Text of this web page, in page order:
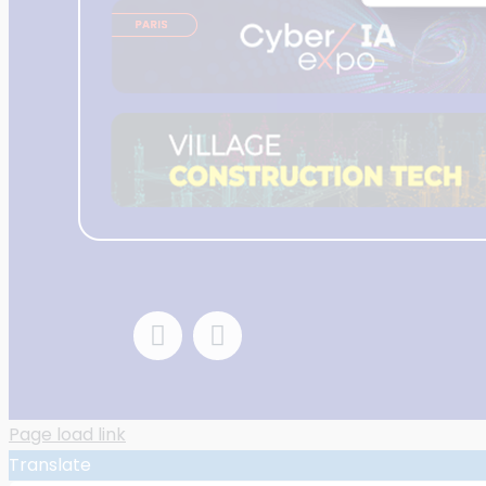
Page load link
Translate